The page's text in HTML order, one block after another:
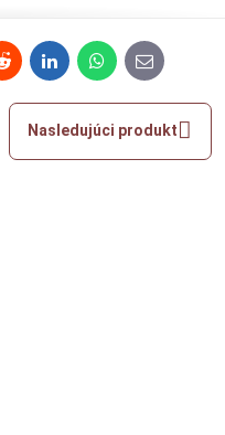
RedditLinkedInWhatsApp
E-
mail
Nasledujúci produkt